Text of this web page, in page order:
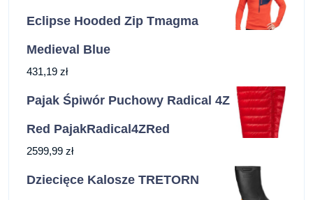
Eclipse Hooded Zip Tmagma
Medieval Blue
431,19 zł
Pajak Śpiwór Puchowy Radical 4Z
Red PajakRadical4ZRed
2599,99 zł
Dziecięce Kalosze TRETORN